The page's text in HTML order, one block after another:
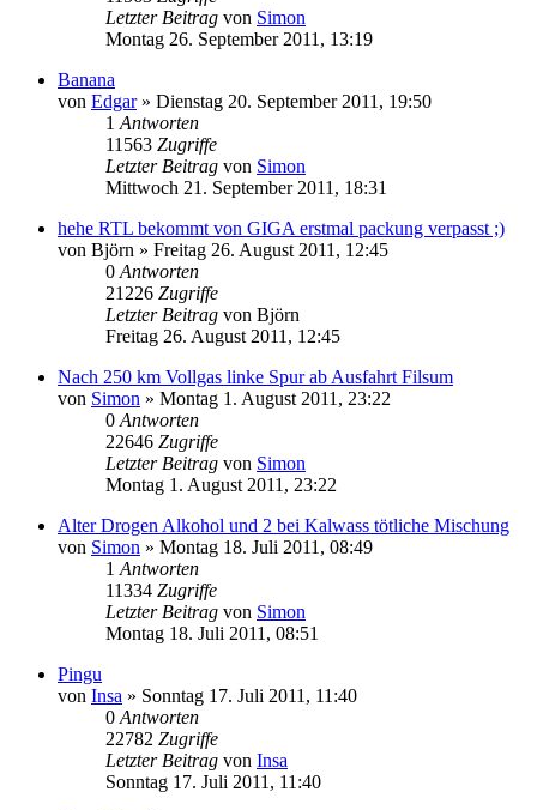
Letzter Beitrag von Simon
Montag 26. September 2011, 13:19
Banana
von Edgar» Dienstag 20. September 2011, 19:50
1 Antworten
11563 Zugriffe
Letzter Beitrag von Simon
Mittwoch 21. September 2011, 18:31
hehe RTL bekommt von GIGA erstmal packung verpasst ;)
von Björn » Freitag 26. August 2011, 12:45
0 Antworten
21226 Zugriffe
Letzter Beitrag von Björn
Freitag 26. August 2011, 12:45
Nach 250 km Vollgas linke Spur ab Ausfahrt Filsum
von Simon » Montag 1. August 2011, 23:22
0 Antworten
22646 Zugriffe
Letzter Beitrag von Simon
Montag 1. August 2011, 23:22
Alter Drogen Alkohol und 2 bei Kalwass tötliche Mischung
von Simon » Montag 18. Juli 2011, 08:49
1 Antworten
11334 Zugriffe
Letzter Beitrag von Simon
Montag 18. Juli 2011, 08:51
Pingu
von Insa » Sonntag 17. Juli 2011, 11:40
0 Antworten
22782 Zugriffe
Letzter Beitrag von Insa
Sonntag 17. Juli 2011, 11:40